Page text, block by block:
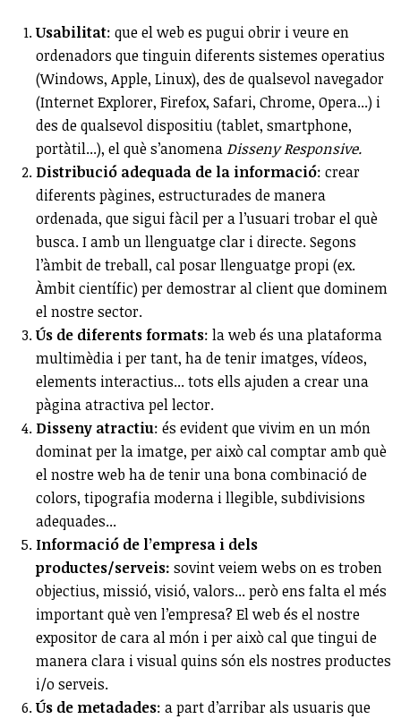
Usabilitat: que el web es pugui obrir i veure en
ordenadors que tinguin diferents sistemes operatius
(Windows, Apple, Linux), des de qualsevol navegador
(Internet Explorer, Firefox, Safari, Chrome, Opera...) i
des de qualsevol dispositiu (tablet, smartphone,
portàtil...), el què s’anomenaDisseny Responsive.
Distribució adequada de la informació: crear
diferents pàgines, estructurades de manera
ordenada, que sigui fàcil per a l’usuari trobar el què
busca. I amb un llenguatge clar i directe. Segons
l’àmbit de treball, cal posar llenguatge propi (ex.
Àmbit científic) per demostrar al client que dominem
el nostre sector.
Ús de diferents formats: la web és una plataforma
multimèdia i per tant, ha de tenir imatges, vídeos,
elements interactius... tots ells ajuden a crear una
pàgina atractiva pel lector.
Disseny atractiu: és evident que vivim en un món
dominat per la imatge, per això cal comptar amb què
el nostre web ha de tenir una bona combinació de
colors, tipografia moderna i llegible, subdivisions
adequades...
Informació de l’empresa i dels
productes/serveis: sovint veiem webs on es troben
objectius, missió, visió, valors... però ens falta el més
important què ven l’empresa? El web és el nostre
expositor de cara al món i per això cal que tingui de
manera clara i visual quins són els nostres productes
i/o serveis.
Ús de metadades: a part d’arribar als usuaris que